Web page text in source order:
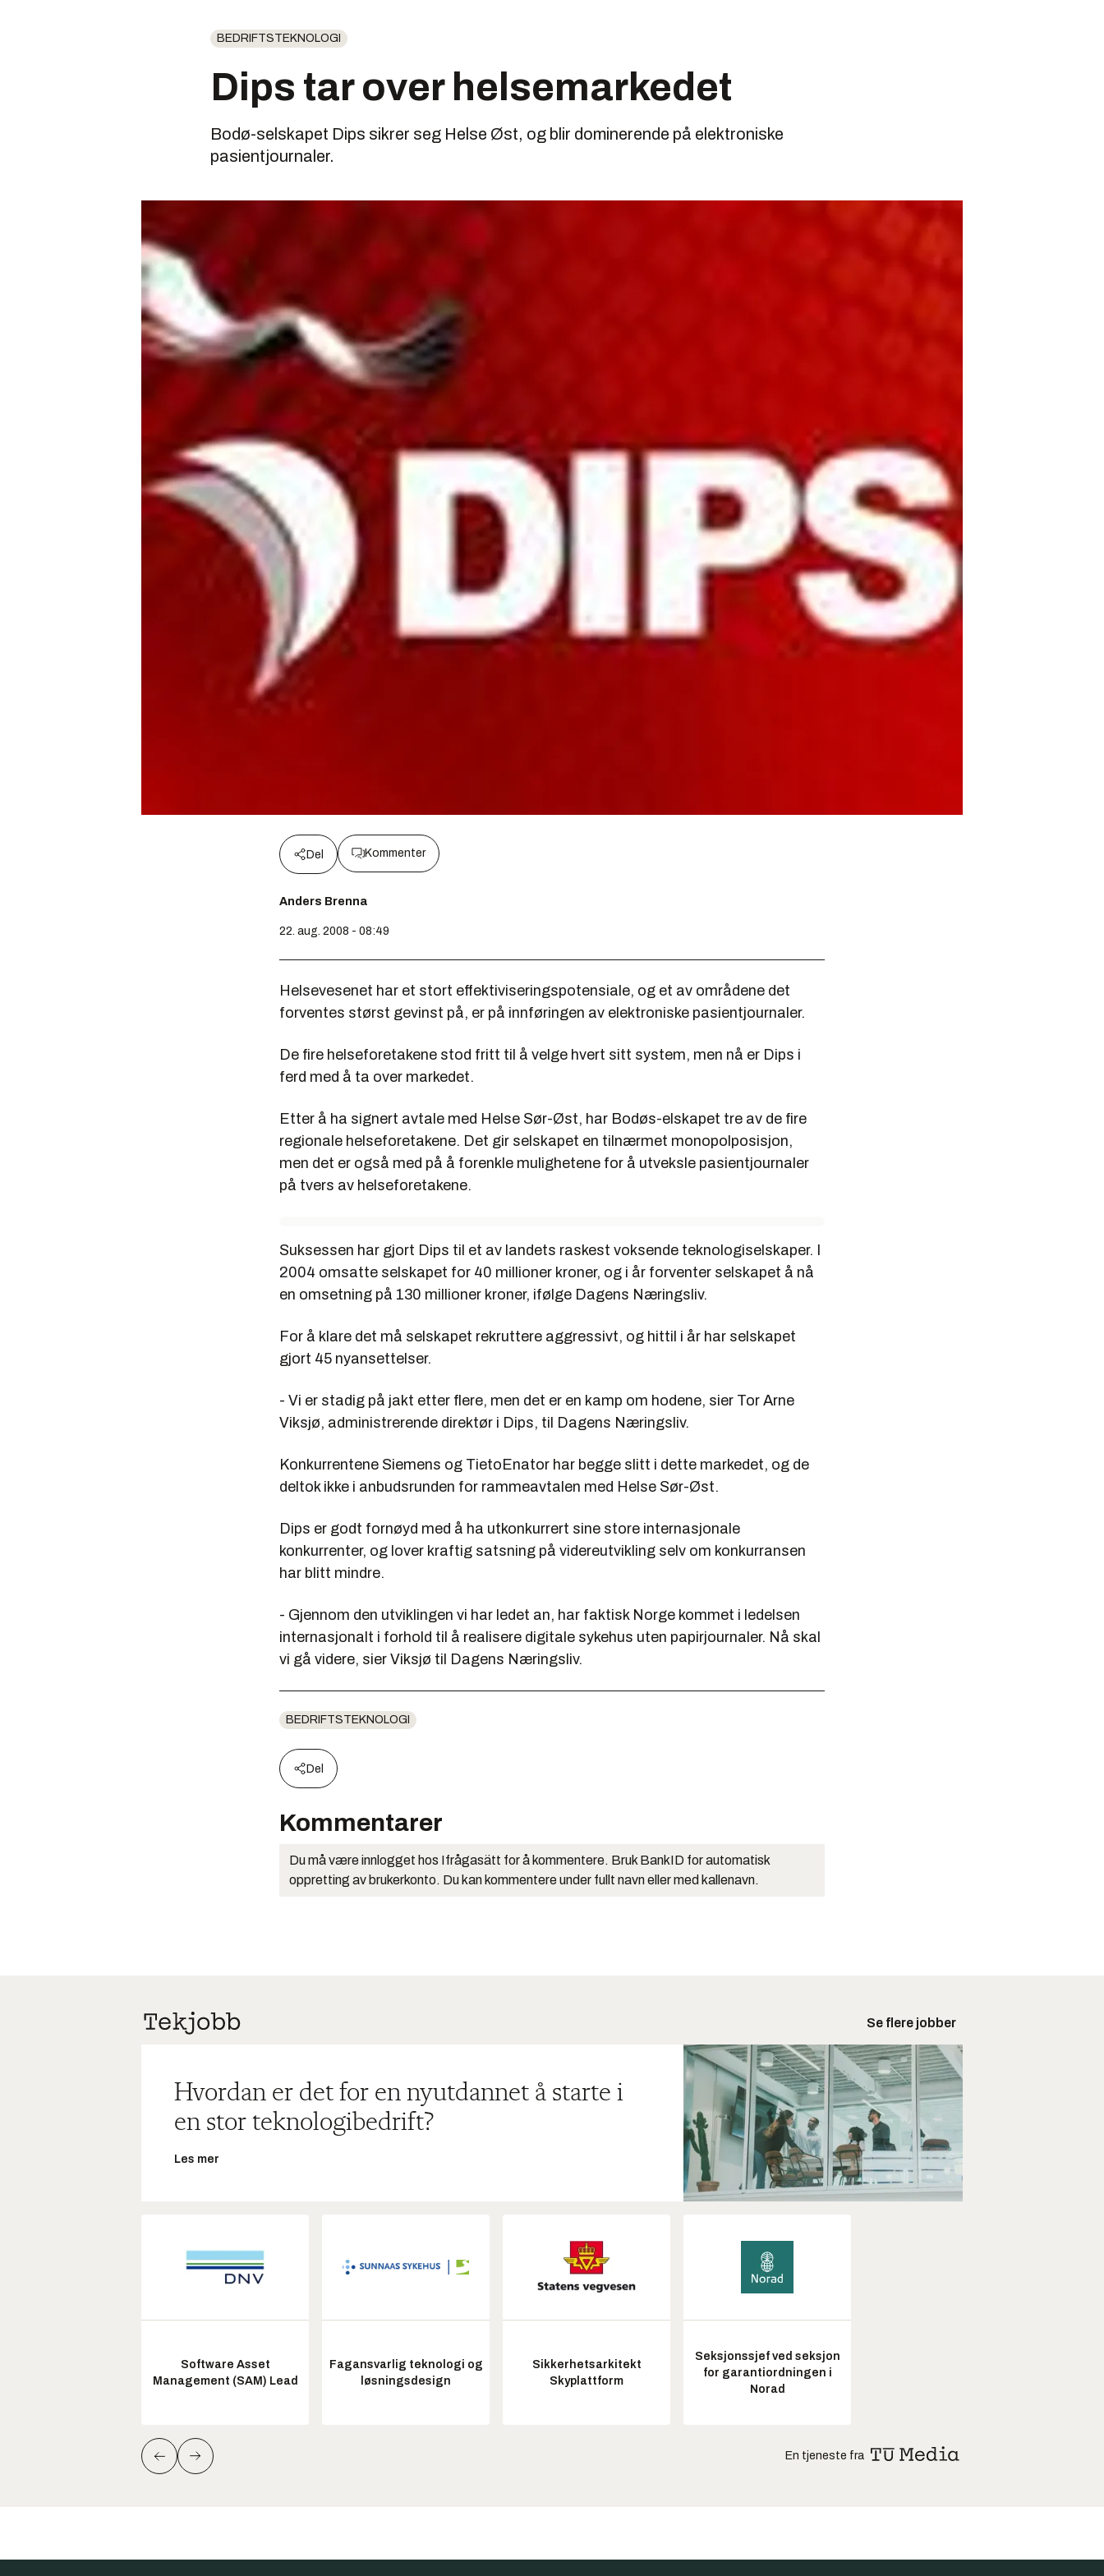
BEDRIFTSTEKNOLOGI
Dips tar over helsemarkedet
Bodø-selskapet Dips sikrer seg Helse Øst, og blir dominerende på elektroniske
pasientjournaler.
Del Kommenter
Anders Brenna
22. aug. 2008 - 08:49
Helsevesenet har et stort effektiviseringspotensiale, og et av områdene det
forventes størst gevinst på, er på innføringen av elektroniske pasientjournaler.
De fire helseforetakene stod fritt til å velge hvert sitt system, men nå er Dips i
ferd med å ta over markedet.
Etter å ha signert avtale med Helse Sør-Øst, har Bodøs-elskapet tre av de fire
regionale helseforetakene. Det gir selskapet en tilnærmet monopolposisjon,
men det er også med på å forenkle mulighetene for å utveksle pasientjournaler
på tvers av helseforetakene.
Suksessen har gjort Dips til et av landets raskest voksende teknologiselskaper. I
2004 omsatte selskapet for 40 millioner kroner, og i år forventer selskapet å nå
en omsetning på 130 millioner kroner, ifølge Dagens Næringsliv.
For å klare det må selskapet rekruttere aggressivt, og hittil i år har selskapet
gjort 45 nyansettelser.
- Vi er stadig på jakt etter flere, men det er en kamp om hodene, sier Tor Arne
Viksjø, administrerende direktør i Dips, til Dagens Næringsliv.
Konkurrentene Siemens og TietoEnator har begge slitt i dette markedet, og de
deltok ikke i anbudsrunden for rammeavtalen med Helse Sør-Øst.
Dips er godt fornøyd med å ha utkonkurrert sine store internasjonale
konkurrenter, og lover kraftig satsning på videreutvikling selv om konkurransen
har blitt mindre.
- Gjennom den utviklingen vi har ledet an, har faktisk Norge kommet i ledelsen
internasjonalt i forhold til å realisere digitale sykehus uten papirjournaler. Nå skal
vi gå videre, sier Viksjø til Dagens Næringsliv.
BEDRIFTSTEKNOLOGI
Del
Kommentarer
Du må være innlogget hos Ifrågasätt for å kommentere. Bruk BankID for automatisk
oppretting av brukerkonto. Du kan kommentere under fullt navn eller med kallenavn.
Se flere jobber
Hvordan er det for en nyutdannet å starte i
en stor teknologibedrift?
Les mer
Software Asset
Management (SAM) Lead
Fagansvarlig teknologi og
løsningsdesign
Sikkerhetsarkitekt
Skyplattform
Seksjonssjef ved seksjon
for garantiordningen i
Norad
En tjeneste fra